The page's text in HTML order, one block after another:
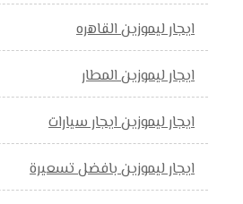
ايجار ليموزين القاهره
ايجار ليموزين المطار
ايجار ليموزين ايجار سيارات
ايجار ليموزين بافضل تسعيرة